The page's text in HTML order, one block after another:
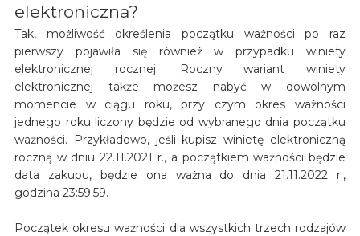
elektroniczna?
Tak, możliwość określenia początku ważności po raz
pierwszy pojawiła się również w przypadku winiety
elektronicznej rocznej. Roczny wariant winiety
elektronicznej także możesz nabyć w dowolnym
momencie w ciągu roku, przy czym okres ważności
jednego roku liczony będzie od wybranego dnia początku
ważności. Przykładowo, jeśli kupisz winietę elektroniczną
roczną w dniu 22.11.2021 r., a początkiem ważności będzie
data zakupu, będzie ona ważna do dnia 21.11.2022 r.,
godzina 23:59:59.
Początek okresu ważności dla wszystkich trzech rodzajów